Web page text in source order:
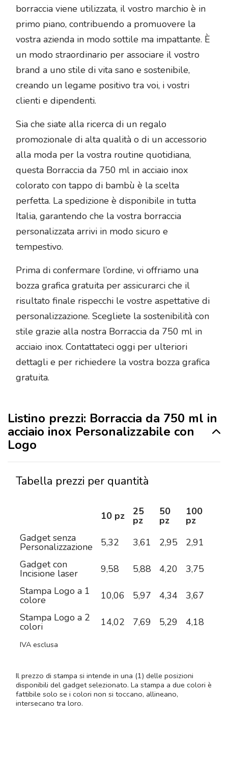
borraccia viene utilizzata, il vostro marchio è in
primo piano, contribuendo a promuovere la
vostra azienda in modo sottile ma impattante. È
un modo straordinario per associare il vostro
brand a uno stile di vita sano e sostenibile,
creando un legame positivo tra voi, i vostri
clienti e dipendenti.
Sia che siate alla ricerca di un regalo
promozionale di alta qualità o di un accessorio
alla moda per la vostra routine quotidiana,
questa Borraccia da 750 ml in acciaio inox
colorato con tappo di bambù è la scelta
perfetta. La spedizione è disponibile in tutta
Italia, garantendo che la vostra borraccia
personalizzata arrivi in modo sicuro e
tempestivo.
Prima di confermare l’ordine, vi offriamo una
bozza grafica gratuita per assicurarci che il
risultato finale rispecchi le vostre aspettative di
personalizzazione. Scegliete la sostenibilità con
stile grazie alla nostra Borraccia da 750 ml in
acciaio inox. Contattateci oggi per ulteriori
dettagli e per richiedere la vostra bozza grafica
gratuita.
Listino prezzi: Borraccia da 750 ml in
acciaio inox Personalizzabile con
Logo
Tabella prezzi per quantità
10 pz 25
pz
50
pz
100
pz
Gadget senza
Personalizzazione 5,32 3,61 2,95 2,91
Gadget con
Incisione laser 9,58 5,88 4,20 3,75
Stampa Logo a 1
colore 10,06 5,97 4,34 3,67
Stampa Logo a 2
colori 14,02 7,69 5,29 4,18
IVA esclusa
Il prezzo di stampa si intende in una (1) delle posizioni
disponibili del gadget selezionato. La stampa a due colori è
fattibile solo se i colori non si toccano, allineano,
intersecano tra loro.